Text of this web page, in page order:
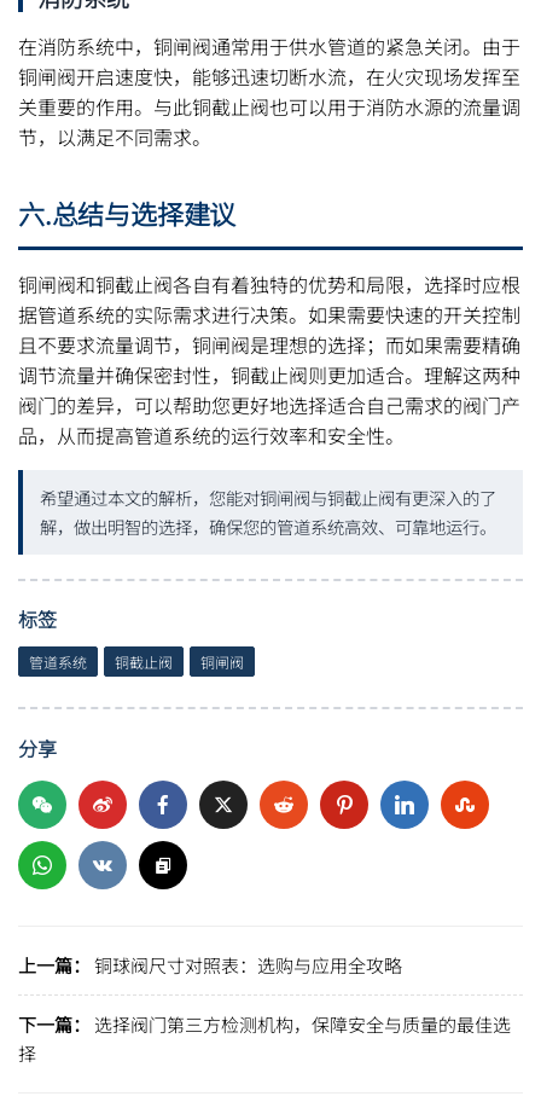
在消防系统中，铜闸阀通常用于供水管道的紧急关闭。由于
铜闸阀开启速度快，能够迅速切断水流，在火灾现场发挥至
关重要的作用。与此铜截止阀也可以用于消防水源的流量调
节，以满足不同需求。
六.总结与选择建议
铜闸阀和铜截止阀各自有着独特的优势和局限，选择时应根
据管道系统的实际需求进行决策。如果需要快速的开关控制
且不要求流量调节，铜闸阀是理想的选择；而如果需要精确
调节流量并确保密封性，铜截止阀则更加适合。理解这两种
阀门的差异，可以帮助您更好地选择适合自己需求的阀门产
品，从而提高管道系统的运行效率和安全性。
希望通过本文的解析，您能对铜闸阀与铜截止阀有更深入的了
解，做出明智的选择，确保您的管道系统高效、可靠地运行。
标签
管道系统 铜截止阀 铜闸阀
分享
上一篇： 铜球阀尺寸对照表：选购与应用全攻略
下一篇：
选择阀门第三方检测机构，保障安全与质量的最佳选
择